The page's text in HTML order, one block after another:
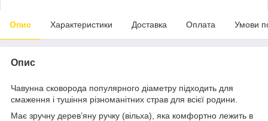
Опис Характеристики Доставка Оплата Умови
Опис
Чавунна сковорода популярного діаметру підходить для
смаження і тушіння різноманітних страв для всієї родини.
Має зручну дерев’яну ручку (вільха), яка комфортно лежить в